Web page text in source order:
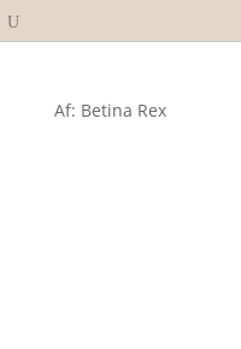
Af: Betina Rex